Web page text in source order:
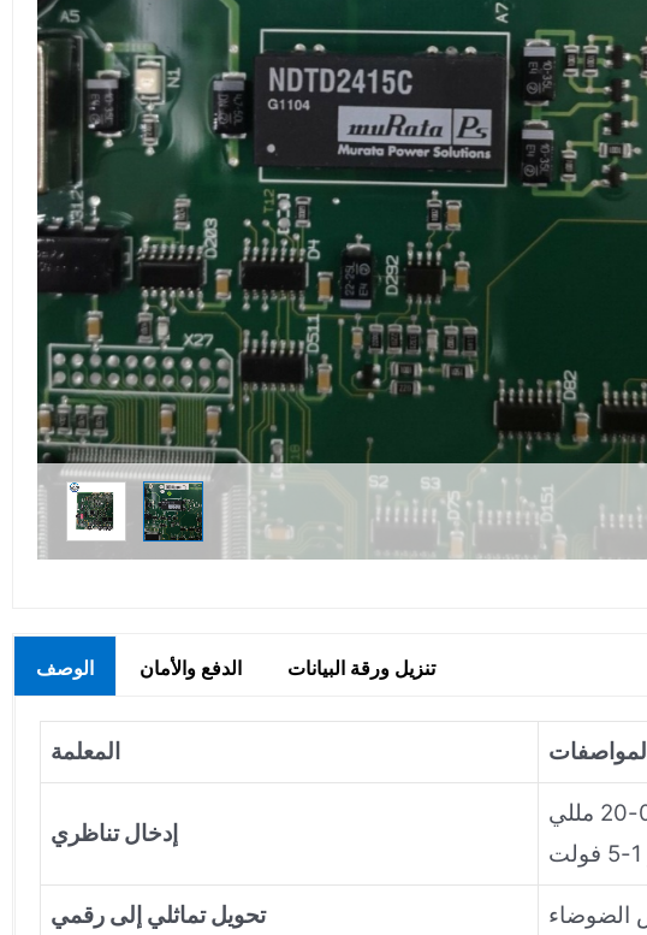
الوصف الدفع والأمان تنزيل ورقة البيانات
المعلمة المواصفات
إدخال تناظري
تتميز بقناتي إدخال تماثليتين، كل منهما قادرة على معالجة أنواع متعددة من الإشارات: 0-10 فولت، 0-20 مللي
تحويل تماثلي إلى رقمي